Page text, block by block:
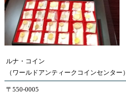
ルナ・コイン
（ワールドアンティークコインセンター）
〒550-0005